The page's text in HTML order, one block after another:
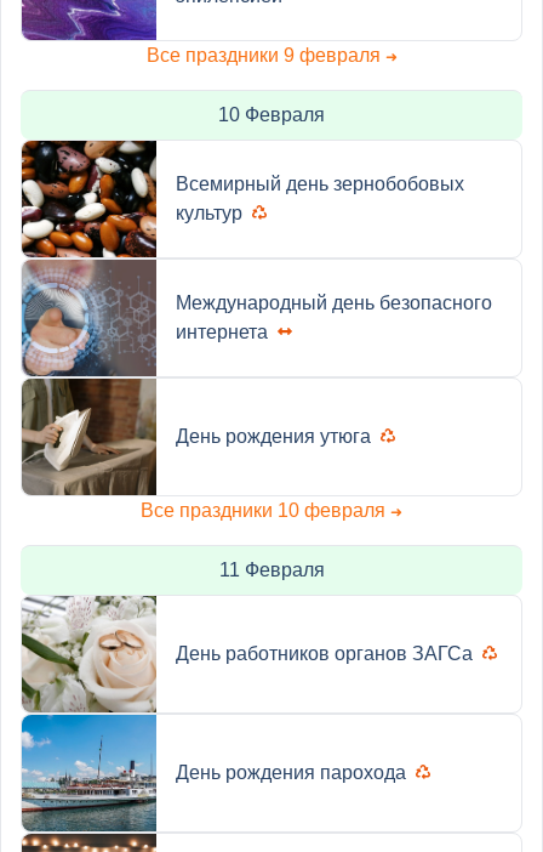
Все праздники 9 февраля ➜
10 Февраля
Всемирный день зернобобовых
культур
Международный день безопасного
интернета
День рождения утюга
Все праздники 10 февраля ➜
11 Февраля
День работников органов ЗАГСа
День рождения парохода